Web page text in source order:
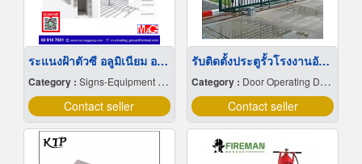
ระแนงฝ้าตัวซี อลูมิเนียม อบสี
Category : Signs-Equipment & Supplies
Contact seller
รับติดตั้งประตูรั้วโรงงานอัตโนมัติ
Category : Door Operating Devices
Contact seller